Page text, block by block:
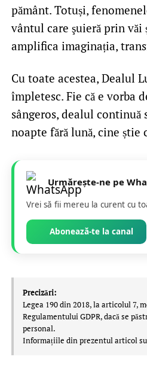
pământ. Totuși,
vântul care şuieră prin
amplifica imaginația,
Cu toate acestea, Dealul
împletesc. Fie că e vorba
sângeros, dealul continuă
noapte fără lună, cine știe
Urmărește-ne pe
Vrei să fii mereu la curent cu
Abonează-te la canal
Precizări:
Legea 190 din 2018, la articolul 7,
Regulamentului GDPR, dacă se
personal.
Informațiile din prezentul articol